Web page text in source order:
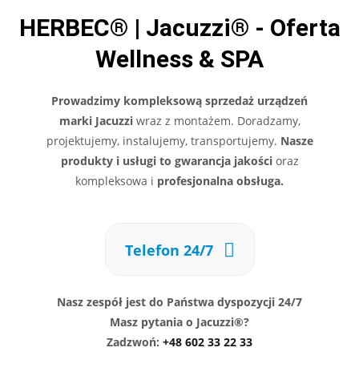
HERBEC® | Jacuzzi® - Oferta
Wellness & SPA
Prowadzimy kompleksową sprzedaż urządzeń
marki Jacuzzi wraz z montażem. Doradzamy,
projektujemy, instalujemy, transportujemy. Nasze
produkty i usługi to gwarancja jakościoraz
kompleksowa i profesjonalna obsługa.
Telefon 24/7
Nasz zespół jest do Państwa dyspozycji 24/7
Masz pytania o Jacuzzi®?
Zadzwoń: +48 602 33 22 33